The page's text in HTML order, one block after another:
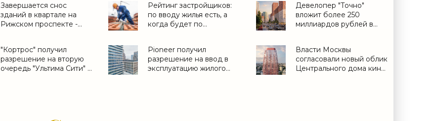
Завершается снос
зданий в квартале на
Рижском проспекте -
Рейтинг застройщиков:
по вводу жилья есть, а
когда будет по
Девелопер "Точно"
вложит более 250
миллиардов рублей в
"Кортрос" получил
разрешение на вторую
очередь "Ультима Сити" в
Pioneer получил
разрешение на ввод в
эксплуатацию жилого
Власти Москвы
согласовали новый облик
Центрального дома кино